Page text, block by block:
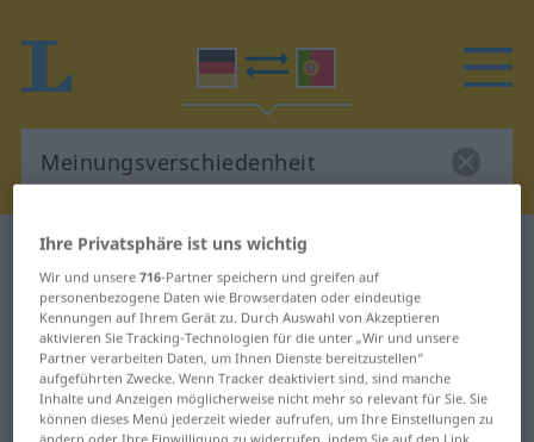
Deutsch-Portugiesisch Wörterbuch
Meinungsverschiedenheit
Deutsch-Portugiesisch
Übersetzung für
"Meinungsverschiedenheit"
Ihre Privatsphäre ist uns wichtig
Wir und unsere716-Partner speichern und greifen auf
personenbezogene Daten wie Browserdaten oder eindeutige
Kennungen auf Ihrem Gerät zu. Durch Auswahl von Akzeptieren
aktivieren Sie Tracking-Technologien für die unter „Wir und unsere
Partner verarbeiten Daten, um Ihnen Dienste bereitzustellen“
aufgeführten Zwecke. Wenn Tracker deaktiviert sind, sind manche
Inhalte und Anzeigen möglicherweise nicht mehr so relevant für Sie. Sie
können dieses Menü jederzeit wieder aufrufen, um Ihre Einstellungen zu